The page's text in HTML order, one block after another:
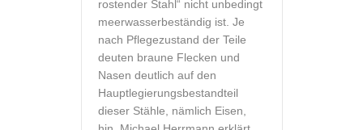
rostender Stahl“ nicht unbedingt
meerwasserbeständig ist. Je
nach Pflegezustand der Teile
deuten braune Flecken und
Nasen deutlich auf den
Hauptlegierungsbestandteil
dieser Stähle, nämlich Eisen,